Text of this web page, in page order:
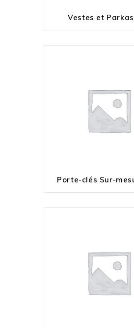
Vestes et Parkas
Porte-clés Sur-